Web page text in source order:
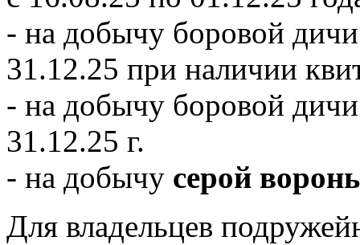
- на добычу боровой дичи
31.12.25 при наличии
- на добычу боровой
31.12.25 г.
- на добычу серой
Для владельцев